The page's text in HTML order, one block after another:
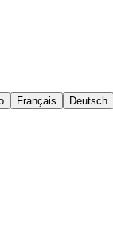
Français Deutsch